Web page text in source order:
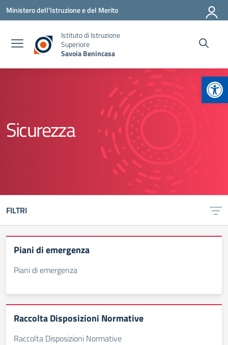
Vai ai contenuti
Vai al menu di navigazione
Vai al footer
Ministero dell'Istruzione e del Merito
Istituto di Istruzione
Superiore
Savoia Benincasa
Sicurezza
FILTRI
Piani di emergenza
Piani di emergenza
Raccolta Disposizioni Normative
Raccolta Disposizioni Normative